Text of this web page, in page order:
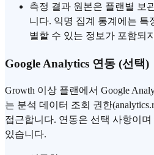
측정 결과 원본은 플랜별 보
니다. 익명 집계 통계에는 특
별할 수 있는 정보가 포함되
Google Analytics 연동 (선택)
Growth 이상 플랜에서 Google
는 분석 데이터 조회 권한
접근합니다. 연동은 선택 사항이
있습니다.